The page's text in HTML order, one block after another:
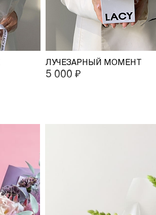
ЛУЧЕЗАРНЫЙ МОМЕНТ
5 000 ₽